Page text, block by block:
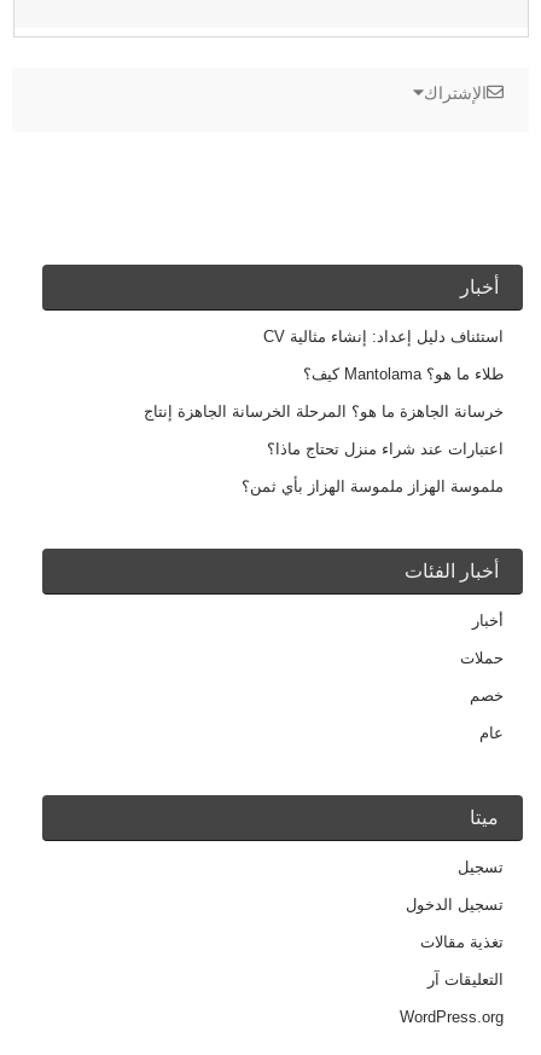
الإشتراك
أخبار
استئناف دليل إعداد: إنشاء مثالية CV
طلاء ما هو؟ Mantolama كيف؟
خرسانة الجاهزة ما هو؟ المرحلة الخرسانة الجاهزة إنتاج
اعتبارات عند شراء منزل تحتاج ماذا؟
ملموسة الهزاز ملموسة الهزاز بأي ثمن؟
أخبار الفئات
أخبار
حملات
خصم
عام
ميتا
تسجيل
تسجيل الدخول
تغذية مقالات
التعليقات آر
WordPress.org